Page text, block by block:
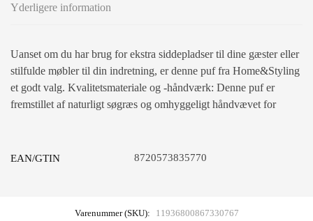
Yderligere information
Uanset om du har brug for ekstra siddepladser til dine gæster eller
stilfulde møbler til din indretning, er denne puf fra Home&Styling
et godt valg. Kvalitetsmateriale og -håndværk: Denne puf er
fremstillet af naturligt søgræs og omhyggeligt håndvævet for
EAN/GTIN 8720573835770
Varenummer (SKU):
11936800867330767